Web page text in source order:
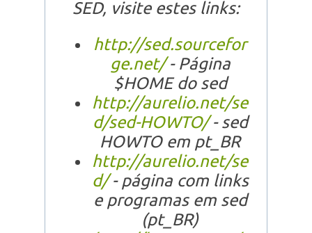
SED, visite estes links:
http://sed.sourcefor
ge.net/- Página
$HOME do sed
http://aurelio.net/se
d/sed-HOWTO/- sed
HOWTO em pt_BR
http://aurelio.net/se
d/- página com links
e programas em sed
(pt_BR)